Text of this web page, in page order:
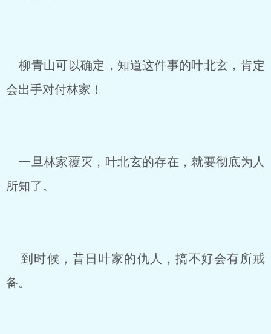
柳青山可以确定，知道这件事的叶北玄，肯定
会出手对付林家！
一旦林家覆灭，叶北玄的存在，就要彻底为人
所知了。
到时候，昔日叶家的仇人，搞不好会有所戒
备。